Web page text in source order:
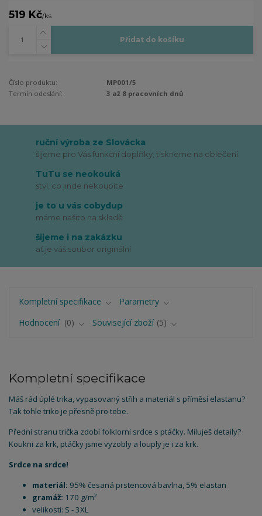
519 Kč/ks
Přidat do košíku
Číslo produktu:
MP001/5
Termín odeslání:
3 až 8 pracovních dnů
ruční výroba ze Slovácka
šijeme pro Vás funkční doplňky, tiskneme na oblečení
TuTu se neokouká
styl, co jinde nekoupíte
je to u vás cobydup
máme našito na skladě
šijeme i na zakázku
ať je váš soubor originální
Kompletní specifikace
Parametry
Hodnocení
0 Související zboží 5
Kompletní specifikace
Máš rád úplé trika, vypasovaný střih a materiál s příměsí elastanu?
Tak tohle triko je přesně pro tebe.
Přední stranu trička zdobí folklorní srdce s ptáčky. Miluješ detaily?
Koukni za krk, ptáčky jsme vyzobly a louply je i za krk.
Srdce na srdce!
materiál: 95% česaná prstencová bavlna, 5% elastan
gramáž: 170 g/m²
velikosti: S - 3XL